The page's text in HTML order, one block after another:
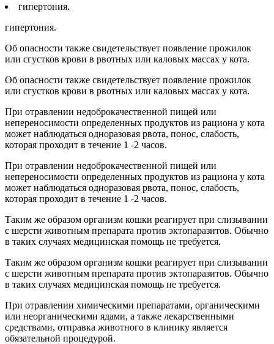
гипертония.
гипертония.
Об опасности также свидетельствует появление прожилок
или сгустков крови в рвотных или каловых массах у кота.
Об опасности также свидетельствует появление прожилок
или сгустков крови в рвотных или каловых массах у кота.
При отравлении недоброкачественной пищей или
непереносимости определенных продуктов из рациона у кота
может наблюдаться одноразовая рвота, понос, слабость,
которая проходит в течение 1 -2 часов.
При отравлении недоброкачественной пищей или
непереносимости определенных продуктов из рациона у кота
может наблюдаться одноразовая рвота, понос, слабость,
которая проходит в течение 1 -2 часов.
Таким же образом организм кошки реагирует при слизывании
с шерсти животным препарата против эктопаразитов. Обычно
в таких случаях медицинская помощь не требуется.
Таким же образом организм кошки реагирует при слизывании
с шерсти животным препарата против эктопаразитов. Обычно
в таких случаях медицинская помощь не требуется.
При отравлении химическими препаратами, органическими
или неорганическими ядами, а также лекарственными
средствами, отправка животного в клинику является
обязательной процедурой.